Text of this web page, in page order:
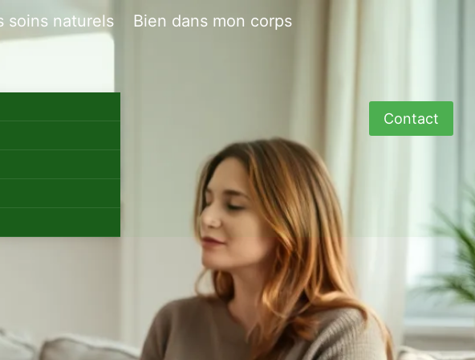
soins naturels Bien dans mon corps
Contact